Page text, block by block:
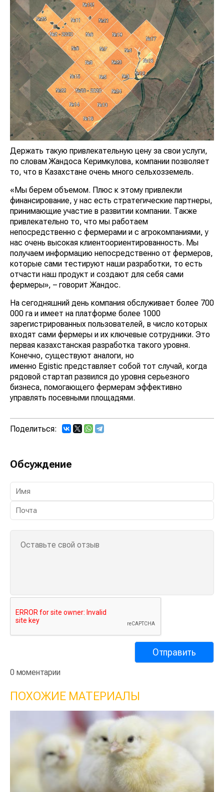
Держать такую привлекательную цену за свои услуги,
по словам Жандоса Керимкулова, компании позволяет
то, что в Казахстане очень много сельхозземель.
«Мы берем объемом. Плюс к этому привлекли
финансирование, у нас есть стратегические партнеры,
принимающие участие в развитии компании. Также
привлекательно то, что мы работаем
непосредственно с фермерами и с агрокомпаниями, у
нас очень высокая клиентоориентированность. Мы
получаем информацию непосредственно от фермеров,
которые сами тестируют наши разработки, то есть
отчасти наш продукт и создают для себя сами
фермеры», – говорит Жандос.
На сегодняшний день компания обслуживает более 700
000 га и имеет на платформе более 1000
зарегистрированных пользователей, в число которых
входят сами фермеры и их ключевые сотрудники. Это
первая казахстанская разработка такого уровня.
Конечно, существуют аналоги, но
именно Egistic представляет собой тот случай, когда
рядовой стартап развился до уровня серьезного
бизнеса, помогающего фермерам эффективно
управлять посевными площадями.
Поделиться:
Обсуждение
0 моментарии
ПОХОЖИЕ МАТЕРИАЛЫ